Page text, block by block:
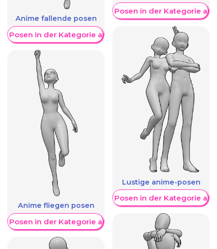
Anime fallende posen
Posen in der Kategorie anzeigen
Anime fliegen posen
Posen in der Kategorie anzeigen
Weitere Posen in der Kategorie
Lustige anime-posen
Weitere Posen in der Kategorie